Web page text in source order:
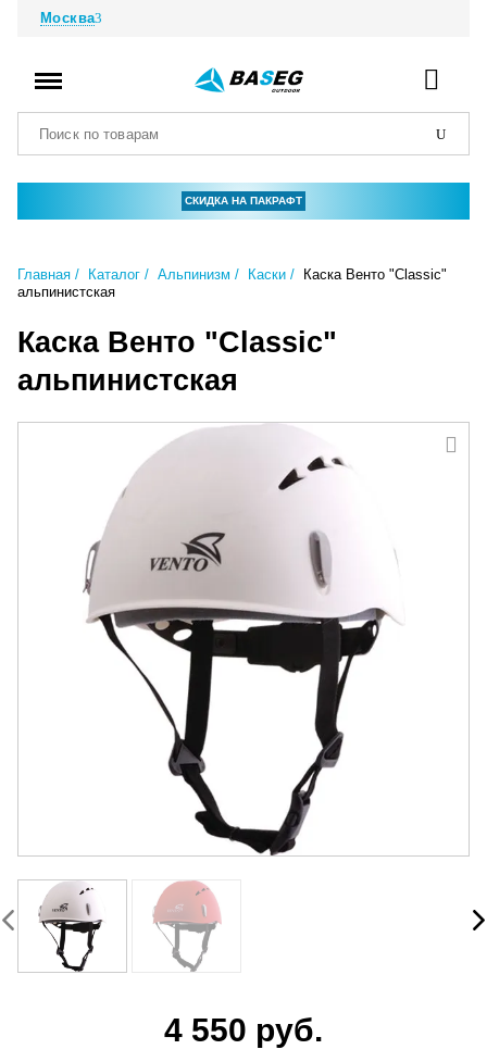
Москва
СКИДКА НА ПАКРАФТ
Главная Каталог Альпинизм Каски
Каска Венто "Classic"
альпинистская
Каска Венто "Classic"
альпинистская
4 550 руб.